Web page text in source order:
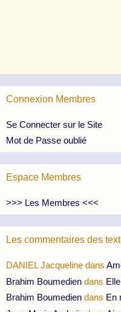
Connexion Membres
Se Connecter sur le Site
Mot de Passe oublié
Espace Membres
>>> Les Membres <<<
Les commentaires des
DANIEL Jacqueline dans
Brahim Boumedien dans
Brahim Boumedien dans En